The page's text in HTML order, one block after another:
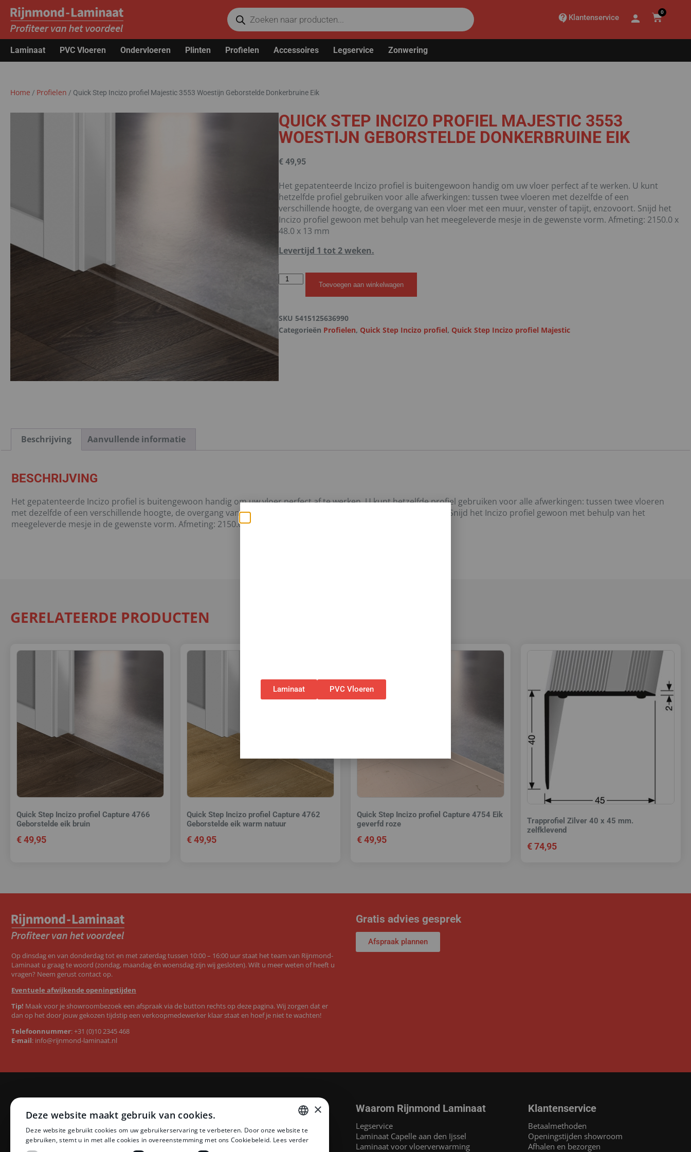
Klantenservice
0
Laminaat PVC Vloeren Ondervloeren Plinten Profielen Accessoires Legservice Zonwering
Home / Profielen / Quick Step Incizo profiel Majestic 3553 Woestijn Geborstelde Donkerbruine Eik
QUICK STEP INCIZO PROFIEL MAJESTIC 3553
WOESTIJN GEBORSTELDE DONKERBRUINE EIK
€49,95
Het gepatenteerde Incizo profiel is buitengewoon handig om uw vloer perfect af te werken. U kunt
hetzelfde profiel gebruiken voor alle afwerkingen: tussen twee vloeren met dezelfde of een
verschillende hoogte, de overgang van een vloer met een muur, venster of tapijt, enzovoort. Snijd het
Incizo profiel gewoon met behulp van het meegeleverde mesje in de gewenste vorm. Afmeting: 2150.0 x
48.0 x 13 mm
Levertijd 1 tot 2 weken.
Toevoegen aan winkelwagen
SKU 5415125636990
Categorieën Profielen, Quick Step Incizo profiel, Quick Step Incizo profiel Majestic
Beschrijving Aanvullende informatie
BESCHRIJVING
Het gepatenteerde Incizo profiel is buitengewoon handig om uw vloer perfect af te werken. U kunt hetzelfde profiel gebruiken voor alle afwerkingen: tussen twee vloeren
met dezelfde of een verschillende hoogte, de overgang van een vloer met een muur, venster of tapijt, enzovoort. Snijd het Incizo profiel gewoon met behulp van het
meegeleverde mesje in de gewenste vorm. Afmeting: 2150.0 x 48.0 x 13 mm
GERELATEERDE PRODUCTEN
Quick Step Incizo profiel Capture 4766
Geborstelde eik bruin
€49,95
Quick Step Incizo profiel Capture 4762
Geborstelde eik warm natuur
€49,95
Quick Step Incizo profiel Capture 4754 Eik
geverfd roze
€49,95
Trapprofiel Zilver 40 x 45 mm.
zelfklevend
€74,95
Op dinsdag en van donderdag tot en met zaterdag tussen 10:00 – 16:00 uur staat het team van Rijnmond-
Laminaat u graag te woord (zondag, maandag én woensdag zijn wij gesloten). Wilt u meer weten of heeft u
vragen? Neem gerust contact op.
Eventuele afwijkende openingstijden
Tip! Maak voor je showroombezoek een afspraak via de button rechts op deze pagina. Wij zorgen dat er
dan op het door jouw gekozen tijdstip een verkoopmedewerker klaar staat en hoef je niet te wachten!
Telefoonnummer:+31 (0)10 2345 468
E-mail: info@rijnmond-laminaat.nl
Gratis advies gesprek
Afspraak plannen
Categorieën
Laminaat
PVC vloeren
Ondervloeren
Merken
Quick-Step laminaat
Floer PVC MEGAMAT©
Floer laminaat
Waarom Rijnmond Laminaat
Legservice
Laminaat Capelle aan den Ijssel
Laminaat voor vloerverwarming
Klantenservice
Betaalmethoden
Openingstijden showroom
Afhalen en bezorgen
Laminaat PVC Vloeren
DUTCH
×
Deze website maakt gebruik van cookies.
Deze website gebruikt cookies om uw gebruikerservaring te verbeteren. Door onze website te
gebruiken, stemt u in met alle cookies in overeenstemming met ons Cookiebeleid. Lees verder